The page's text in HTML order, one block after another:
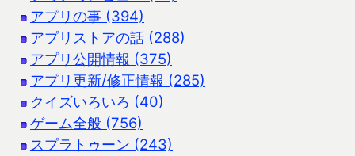
アプリの事 (394)
アプリストアの話 (288)
アプリ公開情報 (375)
アプリ更新/修正情報 (285)
クイズいろいろ (40)
ゲーム全般 (756)
スプラトゥーン (243)